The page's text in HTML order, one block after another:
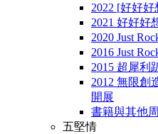
2022 [好好
2021 好好好
2020 Just
2016 Just
2015 超犀利
2012 無限創
開展
書籍與其他
五堅情